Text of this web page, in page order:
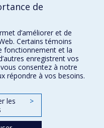
de
d’améliorer et de
Certains témoins
fonctionnement et la
enregistrent vos
consentez à notre
répondre à vos besoins.
les
>